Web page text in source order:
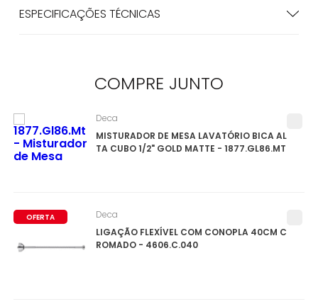
ESPECIFICAÇÕES TÉCNICAS
COMPRE JUNTO
MISTURADOR DE MESA LAVATÓRIO BICA AL
TA CUBO 1/2" GOLD MATTE - 1877.GL86.MT
Deca
OFERTA
LIGAÇÃO FLEXÍVEL COM CONOPLA 40CM C
ROMADO - 4606.C.040
Deca